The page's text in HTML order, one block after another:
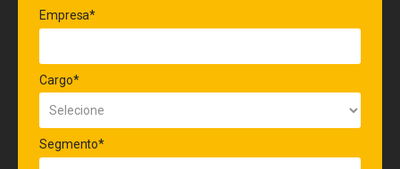
Empresa*
Cargo*
Segmento*